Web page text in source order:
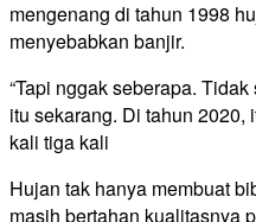
mengenang di tahun 1998
menyebabkan banjir.
“Tapi nggak seberapa.
itu sekarang. Di tahun
kali tiga kali
Hujan tak hanya membuat
masih bertahan kualitasnya